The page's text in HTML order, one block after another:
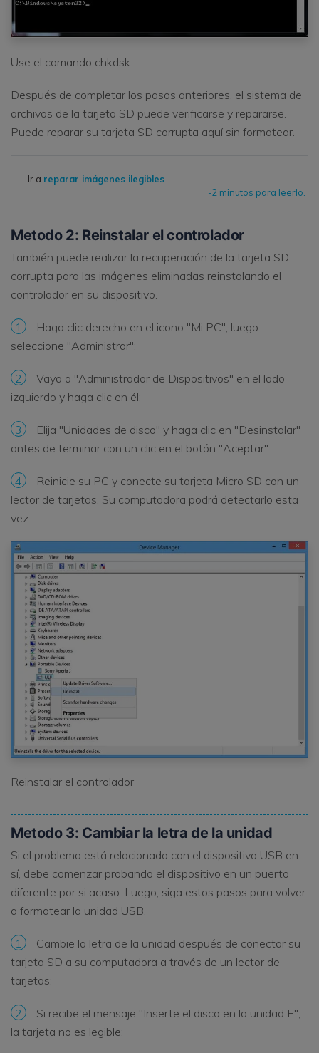
Use el comando chkdsk
Después de completar los pasos anteriores, el sistema de
archivos de la tarjeta SD puede verificarse y repararse.
Puede reparar su tarjeta SD corrupta aquí sin formatear.
Ir a reparar imágenes ilegibles
-2 minutos para leerlo.
Metodo 2: Reinstalar el controlador
También puede realizar la recuperación de la tarjeta SD
corrupta para las imágenes eliminadas reinstalando el
controlador en su dispositivo.
1
Haga clic derecho en el icono "Mi PC", luego
seleccione "Administrar";
2
Vaya a "Administrador de Dispositivos" en el lado
izquierdo y haga clic en él;
3
Elija "Unidades de disco" y haga clic en "Desinstalar"
antes de terminar con un clic en el botón "Aceptar"
4
Reinicie su PC y conecte su tarjeta Micro SD con un
lector de tarjetas. Su computadora podrá detectarlo esta
vez.
Reinstalar el controlador
Metodo 3: Cambiar la letra de la unidad
Si el problema está relacionado con el dispositivo USB en
sí, debe comenzar probando el dispositivo en un puerto
diferente por si acaso. Luego, siga estos pasos para volver
a formatear la unidad USB.
1
Cambie la letra de la unidad después de conectar su
tarjeta SD a su computadora a través de un lector de
tarjetas;
2
Si recibe el mensaje "Inserte el disco en la unidad E",
la tarjeta no es legible;